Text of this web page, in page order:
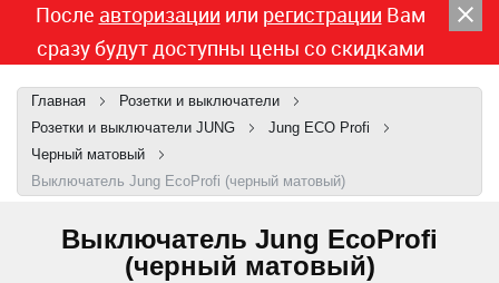
После авторизации или регистрации Вам
сразу будут доступны цены со скидками
Главная
Розетки и выключатели
Розетки и выключатели JUNG
Jung ECO Profi
Черный матовый
Выключатель Jung EcoProfi (черный матовый)
Выключатель Jung EcoProfi
(черный матовый)